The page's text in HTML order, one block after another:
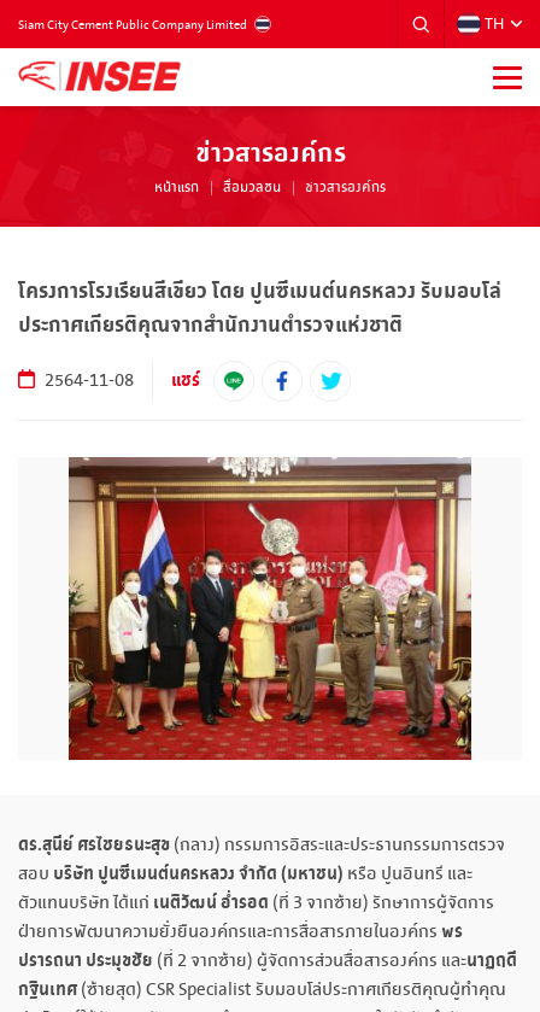
Siam City Cement Public Company Limited TH
ข่าวสารองค์กร
หน้าแรก สื่อมวลชน ข่าวสารองค์กร
โครงการโรงเรียนสีเขียว โดย ปูนซีเมนต์นครหลวง รับมอบโล่
ประกาศเกียรติคุณจากสำนักงานตำรวจแห่งชาติ
2564-11-08 แชร์
ดร.สุนีย์ ศรไชยธนะสุข(กลาง) กรรมการอิสระและประธานกรรมการตรวจ
สอบ บริษัท ปูนซีเมนต์นครหลวงจำกัด (มหาชน) หรือ ปูนอินทรี และ
ตัวแทนบริษัท ได้แก่ เนติวัฒน์ อ่ำรอด (ที่ 3 จากซ้าย) รักษาการผู้จัดการ
ฝ่ายการพัฒนาความยั่งยืนองค์กรและการสื่อสารภายในองค์กรพร
ปรารถนา ประมุขชัย (ที่ 2 จากซ้าย) ผู้จัดการส่วนสื่อสารองค์กร และนาฏฤดี
กฐินเทศ(ซ้ายสุด) CSR Specialist รับมอบโล่ประกาศเกียรติคุณผู้ทำคุณ